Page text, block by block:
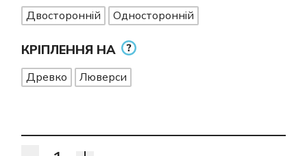
Двосторонній Односторонній
КРІПЛЕННЯ НА
Древко Люверси